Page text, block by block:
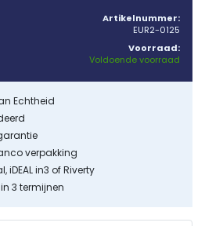
Artikelnummer:
EUR2-0125
Voorraad:
Voldoende voorraad
Echtheid
verpakking
iDEAL in3 of Riverty
3 termijnen